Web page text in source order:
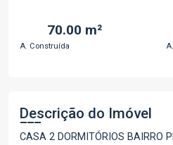
70.00 m²
A. Construída
Descrição do Imóvel
CASA 2 DORMITÓRIOS BAIRRO